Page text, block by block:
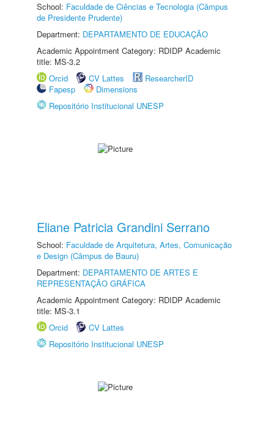
School: Faculdade de Ciências e Tecnologia (Câmpus
de Presidente Prudente)
Department: DEPARTAMENTO DE EDUCAÇÃO
Academic Appointment Category: RDIDP Academic
title: MS-3.2
Orcid
CV Lattes
ResearcherID
Fapesp
Dimensions
Repositório Institucional UNESP
Eliane Patricia Grandini Serrano
School: Faculdade de Arquitetura, Artes, Comunicação
e Design (Câmpus de Bauru)
Department: DEPARTAMENTO DE ARTES E
REPRESENTAÇÃO GRÁFICA
Academic Appointment Category: RDIDP Academic
title: MS-3.1
Orcid
CV Lattes
Repositório Institucional UNESP